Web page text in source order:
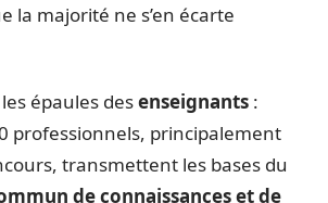
la majorité ne s’en écarte
épaules desenseignants :
professionnels, principalement
transmettent les bases du
de connaissances et de